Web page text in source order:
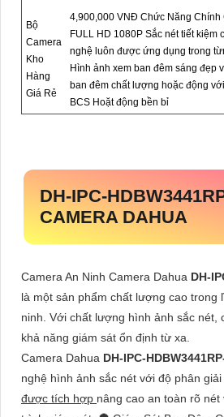
Bộ
Camera
Kho
Hàng
Giá Rẻ
4,900,000 VNĐ Chức Năng
FULL HD 1080P Sắc nét tiết kiệm
nghệ luôn được ứng dụng trong
Hình ảnh xem ban đêm sáng đẹp
ban đêm chất lượng hoặc động
BCS Hoặt động bền bỉ
DH-IPC-
CAMERA DAHUA
Camera An Ninh Camera Dahua DH-
là một sản phẩm chất lượng cao trong
ninh. Với chất lượng hình ảnh sắc nét,
khả năng giám sát ổn định từ xa.
Camera Dahua DH-IPC-
nghệ hình ảnh sắc nét với độ phân giải
được tích hợp nâng cao an toàn rõ